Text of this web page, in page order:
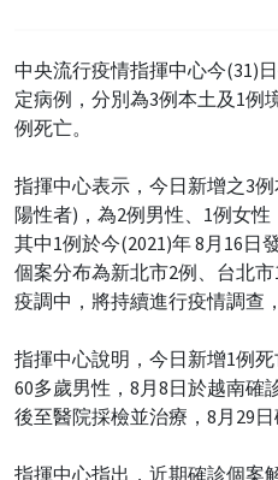
中央流行疫情指揮中心今(31)
定病例，分別為3例本土及1例
例死亡。
指揮中心表示，今日新增之3
陽性者)，為2例男性、1例女性
其中1例於今(2021)年 8月16日
個案分布為新北市2例、台北
疫調中，將持續進行疫情調查
指揮中心說明，今日新增1例
60多歲男性，8月8日於越南確
後至醫院採檢並治療，8月29日
指揮中心指出，近期確診個案